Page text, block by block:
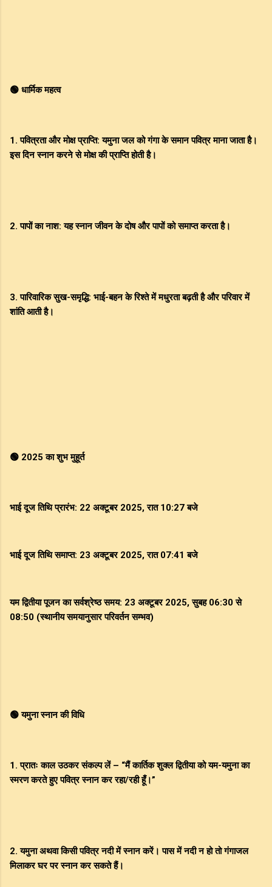
🟢 धार्मिक महत्व
1. पवित्रता और मोक्ष प्राप्ति: यमुना जल को गंगा के समान पवित्र माना जाता है।
इस दिन स्नान करने से मोक्ष की प्राप्ति होती है।
2. पापों का नाश: यह स्नान जीवन के दोष और पापों को समाप्त करता है।
3. पारिवारिक सुख-समृद्धि: भाई-बहन के रिश्ते में मधुरता बढ़ती है और परिवार में
शांति आती है।
🟢 2025 का शुभ मुहूर्त
भाई दूज तिथि प्रारंभ: 22 अक्टूबर 2025, रात 10:27 बजे
भाई दूज तिथि समाप्त: 23 अक्टूबर 2025, रात 07:41 बजे
यम द्वितीया पूजन का सर्वश्रेष्ठ समय: 23 अक्टूबर 2025, सुबह 06:30 से
08:50 (स्थानीय समयानुसार परिवर्तन सम्भव)
🟢 यमुना स्नान की विधि
1. प्रातः काल उठकर संकल्प लें – “मैं कार्तिक शुक्ल द्वितीया को यम-यमुना का
स्मरण करते हुए पवित्र स्नान कर रहा/रही हूँ।”
2. यमुना अथवा किसी पवित्र नदी में स्नान करें। पास में नदी न हो तो गंगाजल
मिलाकर घर पर स्नान कर सकते हैं।